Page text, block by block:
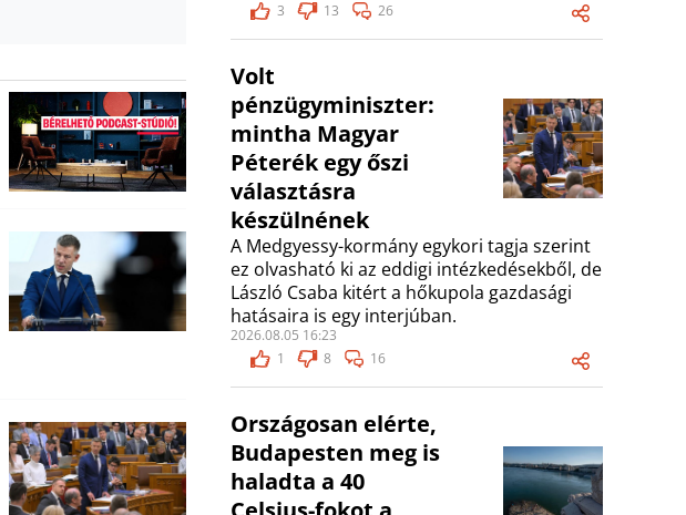
3
13 26
Volt
pénzügyminiszter:
mintha Magyar
Péterék egy őszi
választásra
készülnének
A Medgyessy-kormány egykori tagja szerint
ez olvasható ki az eddigi intézkedésekből, de
László Csaba kitért a hőkupola gazdasági
hatásaira is egy interjúban.
2026.08.05 16:23
1
8 16
Országosan elérte,
Budapesten meg is
haladta a 40